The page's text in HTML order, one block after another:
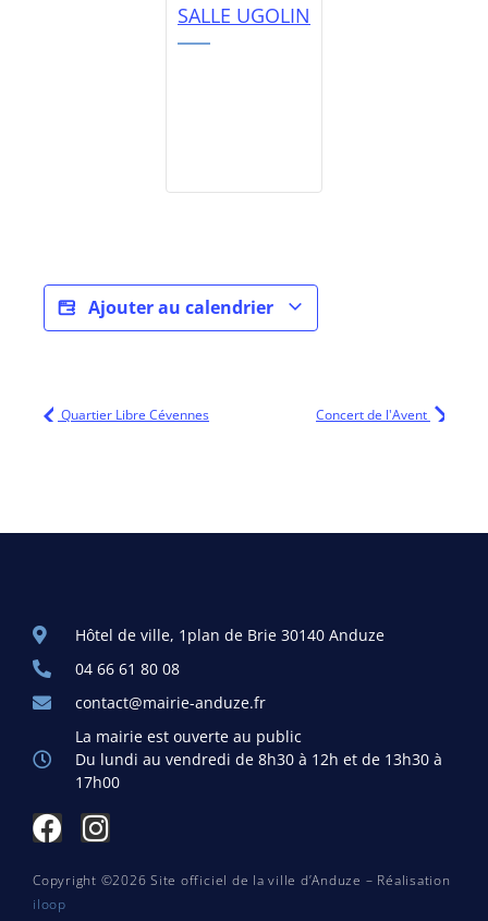
SALLE UGOLIN
Ajouter au calendrier
Quartier Libre Cévennes Concert de l'Avent
Hôtel de ville, 1plan de Brie 30140 Anduze
04 66 61 80 08
contact@mairie-anduze.fr
La mairie est ouverte au public
Du lundi au vendredi de 8h30 à 12h et de 13h30 à
17h00
Copyright ©2026 Site officiel de la ville d’Anduze – Réalisation
iloop